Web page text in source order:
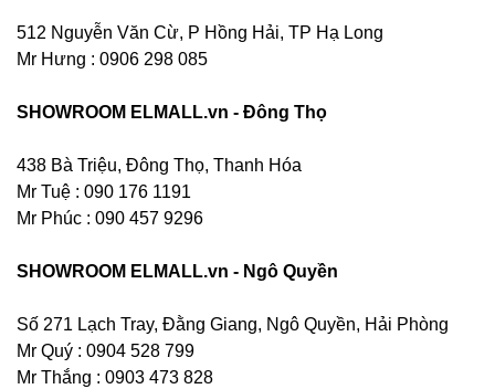
512 Nguyễn Văn Cừ, P Hồng Hải, TP Hạ Long
Mr Hưng : 0906 298 085
SHOWROOM ELMALL.vn - Đông Thọ
438 Bà Triệu, Đông Thọ, Thanh Hóa
Mr Tuệ : 090 176 1191
Mr Phúc : 090 457 9296
SHOWROOM ELMALL.vn - Ngô Quyền
Số 271 Lạch Tray, Đằng Giang, Ngô Quyền, Hải Phòng
Mr Quý : 0904 528 799
Mr Thắng : 0903 473 828